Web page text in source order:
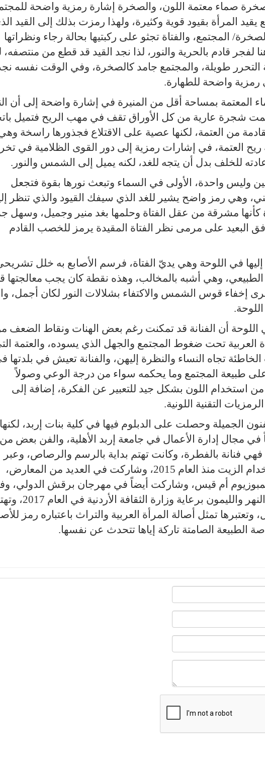
صخرة صماء معتمة اللون، والصخرة إشارة رمزية واضحة
المرأة بقيود قوية وكثيرة، ولهذا رمزت بذلك إلى القيد
المجتمع، والفتاة تجثو على ركبتيها بحالة رجاء ونظراتها
قادم بالحرية والنور، لذا نجد القيد قد قطع من منتصفه،
التحرر طويلة، والمجتمع جامد كالصخرة، وفي الوقت نفسه
رمزية واضحة للطهارة.
المعتمة بمساحة أقل من المنيرة في إشارة واضحة إلى أن
شجرة عارية من كل الأوراق تقف في مهب الريح فتميل
من العتمة، لكنها عصية على الاقتلاع فجذورها راسخة
العتمة، في إشارات رمزية إلى دور القوى الظلامية في
للخلف بدل أن يتجه للغد، لكنه يميل إلى الشمس والنور.
وليس واحدة، الأولى في السماء وتبعث نورها بقوة فتجعل
وهي رمز واضح يشير للغد الذي سيفك القيود والذي تنظر
كأنها مشرقة من عقل الفتاة وحلمها بغد منير وجميل، وسهل
البعيد على مرمى نظر الفتاة المقيدة يرمز للخصب القادم
في اللوحة وهي يديّ الفتاة، فرسم الأصابع به خلل
وهي أشبه بالمخالب، وهذه نقطة كان يجب معالجتها
إخفاء قوس الشمس والاكتفاء بشلالات النور لكان أجمل،
اللوحة أن الفنانة قد تمكنت رغم بعض الهنات ونقاط الضعف
العربية تحت ضغوط المجتمع والجهل الذي يسوده، والعتمة
تجاه النساء والنظرة إليهن، والفنانة تعيش في بلدتها
على طبيعة المجتمع وما يحكمه سواء من درجة الوعي وصولاً
من استخدام اللون بشكل جيد للتعبير عن الفكرة، إضافة إلى
التقنية اللونية.
الجميلة وحصلت على الدبلوم فيها في كلية بنات إربد، لكنها
في مجال إدارة الأعمال في جامعة إربد الأهلية، والفن بعض من
فهي فنانة بالفطرة، وكانت تهتم بداية بالرسم والرصاص، وعبر
مراحل زمنية انتقلت إلى استخدام الزيت منذ العام 2015، وشاركت في العديد من المعارض،
أم قيس، وشاركت أيضاً في مهرجان برقش الدولي،
ملتقى الرواد، وفي سمبوزيم النهر والليمون برعاية وزارة الثقافة
تمثل أصالة المرأة العربية والتراث باعتباره رمز
الطبيعة الصامتة تاركة إياها تتحدث عن نفسها.